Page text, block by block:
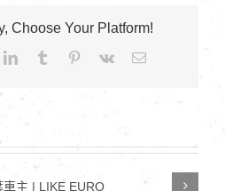
Choose Your Platform!
LinkedInTumblr Pinterest
Vk Email:
車主 | LIKE